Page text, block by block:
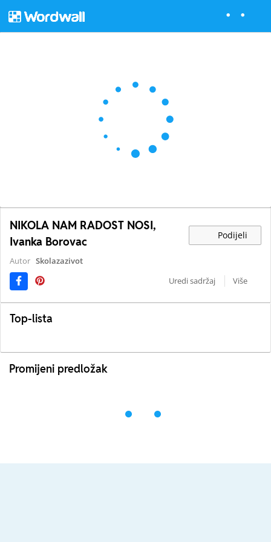
NIKOLA NAM RADOST NOSI,
Ivanka Borovac
Podijeli
Autor Skolazazivot
Uredi sadržaj
Više
Top-lista
Promijeni predložak